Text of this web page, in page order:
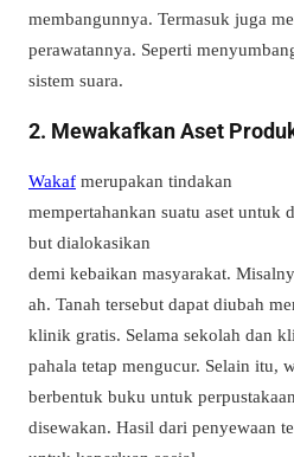
membangunnya. Termasuk juga
perawatannya. Seperti
sistem suara.
2. Mewakafkan Aset
Wakaf merupakan tindakan
mempertahankan suatu aset untuk
but dialokasikan
demi kebaikan masyarakat.
ah. Tanah tersebut dapat diubah
klinik gratis. Selama sekolah dan
pahala tetap mengucur. Selain itu,
berbentuk buku untuk
disewakan. Hasil dari penyewaan